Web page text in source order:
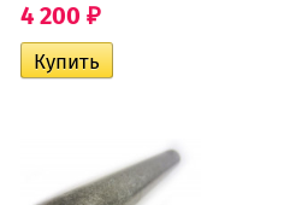
4 200 ₽